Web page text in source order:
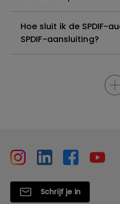
Hoe sluit ik de SPDIF-
SPDIF-aansluiting?
Schrijf je in